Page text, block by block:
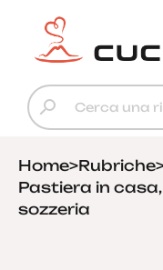
Home>Rubriche
Pastiera in
sozzeria